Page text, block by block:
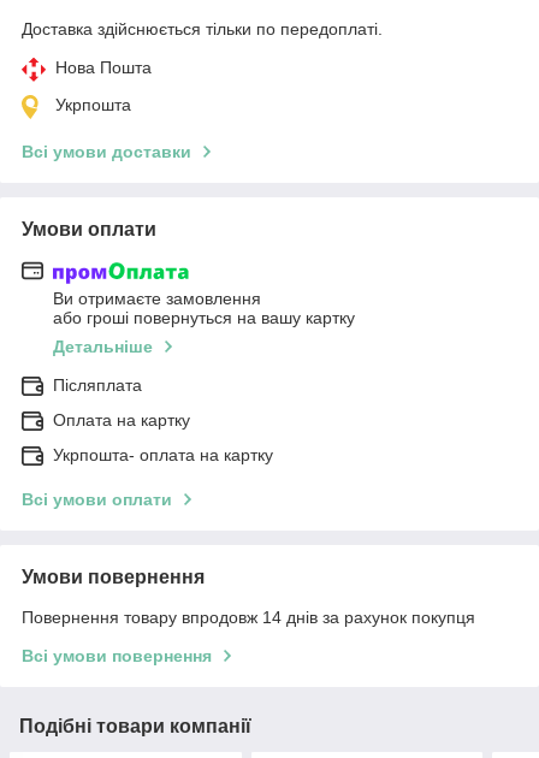
Доставка здійснюється тільки по передоплаті.
Нова Пошта
Укрпошта
Всі умови доставки
Умови оплати
Ви отримаєте замовлення
або гроші повернуться на вашу картку
Детальніше
Післяплата
Оплата на картку
Укрпошта- оплата на картку
Всі умови оплати
Умови повернення
Повернення товару впродовж 14 днів за рахунок покупця
Всі умови повернення
Подібні товари компанії